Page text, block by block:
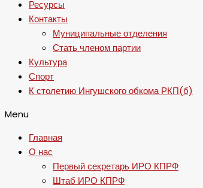
Ресурсы
Контакты
Муниципальные отделения
Стать членом партии
Культура
Спорт
К столетию Ингушского обкома РКП(б)
Menu
Главная
О нас
Первый секретарь ИРО КПРФ
Штаб ИРО КПРФ